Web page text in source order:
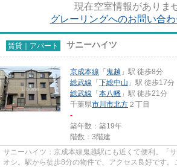
現在空室情報がありま
グレーリングへのお問い合
賃貸｜アパート サニーハイツ
京成本線 「 鬼越 」駅 徒歩8分
総武線 「 下総中山 」駅 徒歩17分
総武線 「 本八幡 」駅 徒歩21分
千葉県市川市北方 ２丁目
-
築年数：築19年
階数：3階建
サニーハイツ：京成本線鬼越駅にも近くて便利。「
オシ。駅から徒歩8分の物件で、アクセス良好です。